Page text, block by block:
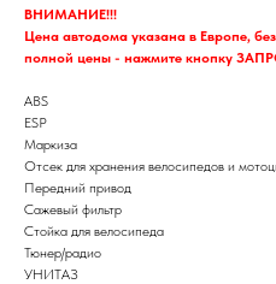
ВНИМАНИЕ!!!
Цена автодома указана в Европе,
полной цены - нажмите кнопку
ABS
ESP
Маркиза
Отсек для хранения велосипедов и
Передний привод
Сажевый фильтр
Стойка для велосипеда
Тюнер/радио
УНИТАЗ